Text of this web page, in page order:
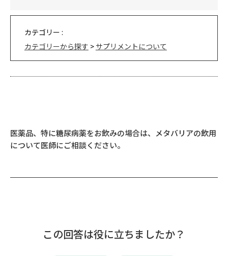
カテゴリー :
カテゴリーから探す > サプリメントについて
医薬品、特に糖尿病薬をお飲みの場合は、メタバリアの飲用
について医師にご相談ください。
この回答は役に立ちましたか？